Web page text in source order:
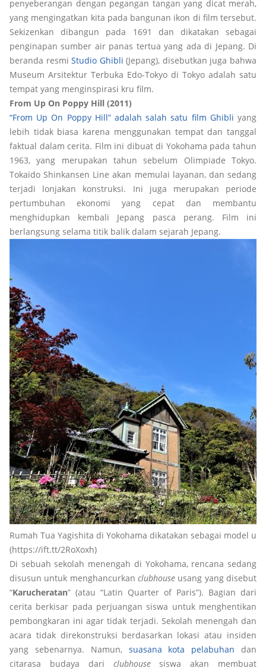
penyeberangan dengan pegangan tangan yang dicat merah,
yang mengingatkan kita pada bangunan ikon di film tersebut.
Sekizenkan dibangun pada 1691 dan dikatakan sebagai
penginapan sumber air panas tertua yang ada di Jepang. Di
beranda resmiStudio Ghibli (Jepang), disebutkan juga bahwa
Museum Arsitektur Terbuka Edo-Tokyo di Tokyo adalah satu
tempat yang menginspirasi kru film.
From Up On Poppy Hill (2011)
“From Up On Poppy Hill” adalah salah satu film Ghibli yang
lebih tidak biasa karena menggunakan tempat dan tanggal
faktual dalam cerita. Film ini dibuat di Yokohama pada tahun
1963, yang merupakan tahun sebelum Olimpiade Tokyo.
Tokaido Shinkansen Line akan memulai layanan, dan sedang
terjadi lonjakan konstruksi. Ini juga merupakan periode
pertumbuhan ekonomi yang cepat dan membantu
menghidupkan kembali Jepang pasca perang. Film ini
berlangsung selama titik balik dalam sejarah Jepang.
Rumah Tua Yagishita di Yokohama dikatakan sebagai model
(https://ift.tt/2RoXoxh)
Di sebuah sekolah menengah di Yokohama, rencana sedang
disusun untuk menghancurkan clubhouse usang yang disebut
“Karucheratan” (atau “Latin Quarter of Paris”). Bagian dari
cerita berkisar pada perjuangan siswa untuk menghentikan
pembongkaran ini agar tidak terjadi. Sekolah menengah dan
acara tidak direkonstruksi berdasarkan lokasi atau insiden
yang sebenarnya. Namun, suasana kota pelabuhan dan
citarasa budaya dari clubhousesiswa akan membuat